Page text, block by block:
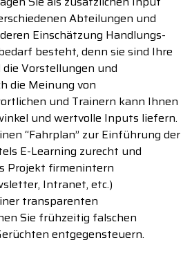
Abteilungen und
Einschätzung Handlungs-
besteht, denn sie sind Ihre
Vorstellungen und
die Meinung von
und Trainern kann Ihnen
und wertvolle Inputs liefern.
n “Fahrplan” zur Einführung der
E-Learning zurecht und
Projekt firmenintern
Intranet, etc.)
transparenten
Sie frühzeitig falschen
entgegensteuern.